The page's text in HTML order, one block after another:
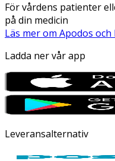
För vårdens patienter
på din medicin
Läs mer om Apodos och
Ladda ner vår app
Leveransalternativ